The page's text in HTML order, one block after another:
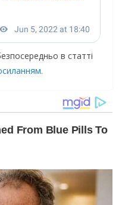
в статті